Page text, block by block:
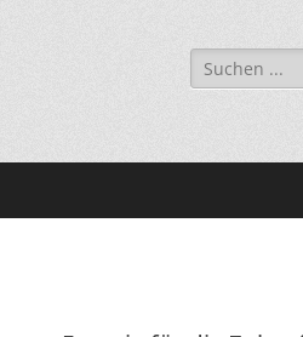
Suchen
nach: